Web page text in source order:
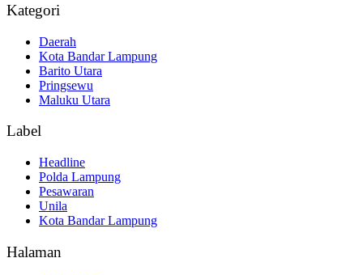
Kategori
Daerah
Kota Bandar Lampung
Barito Utara
Pringsewu
Maluku Utara
Label
Headline
Polda Lampung
Pesawaran
Unila
Kota Bandar Lampung
Halaman